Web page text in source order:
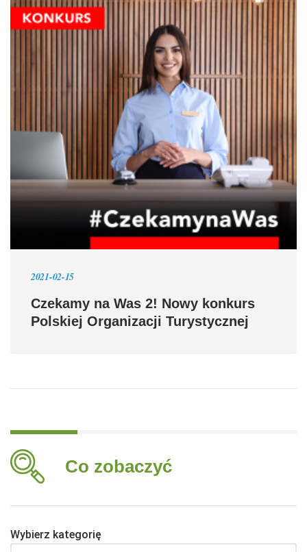
2021-02-15
Czekamy na Was 2! Nowy konkurs
Polskiej Organizacji Turystycznej
Co zobaczyć
Wybierz kategorię